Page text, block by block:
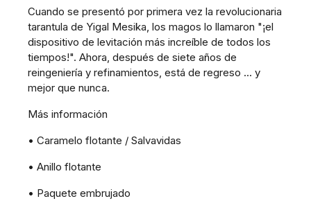
Cuando se presentó por primera vez la revolucionaria
tarantula de Yigal Mesika, los magos lo llamaron "¡el
dispositivo de levitación más increíble de todos los
tiempos!". Ahora, después de siete años de
reingeniería y refinamientos, está de regreso ... y
mejor que nunca.
Más información
• Caramelo flotante / Salvavidas
• Anillo flotante
• Paquete embrujado